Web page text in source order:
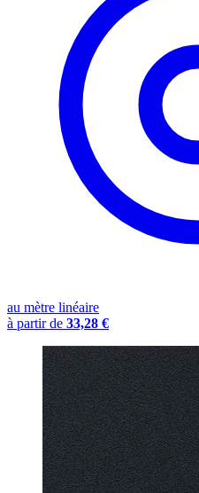
au mètre linéaire
à partir de 33,28 €